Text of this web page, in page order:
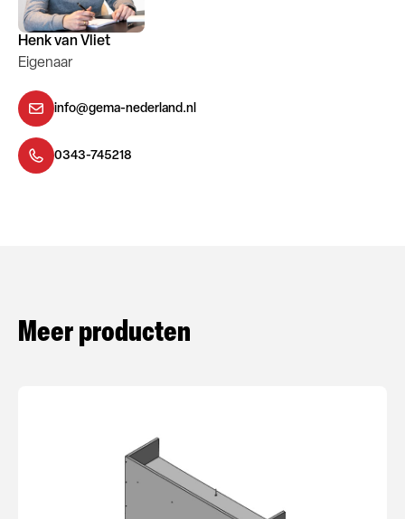
Henk van Vliet
Eigenaar
info@gema-nederland.nl
0343-745218
Meer producten